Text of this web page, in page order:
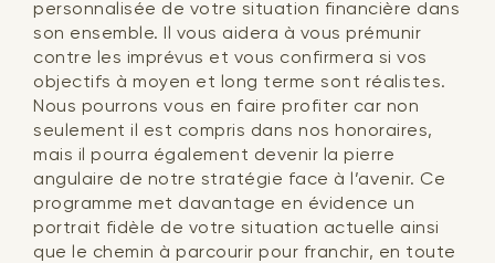
personnalisée de votre situation financière dans
son ensemble. Il vous aidera à vous prémunir
contre les imprévus et vous confirmera si vos
objectifs à moyen et long terme sont réalistes.
Nous pourrons vous en faire profiter car non
seulement il est compris dans nos honoraires,
mais il pourra également devenir la pierre
angulaire de notre stratégie face à l’avenir. Ce
programme met davantage en évidence un
portrait fidèle de votre situation actuelle ainsi
que le chemin à parcourir pour franchir, en toute